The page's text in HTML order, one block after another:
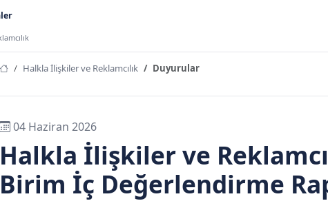
Halkla İlişkiler ve Reklamcılık Duyurular
04 Haziran 2026
Halkla İlişkiler ve
Birim İç Değerlendirme